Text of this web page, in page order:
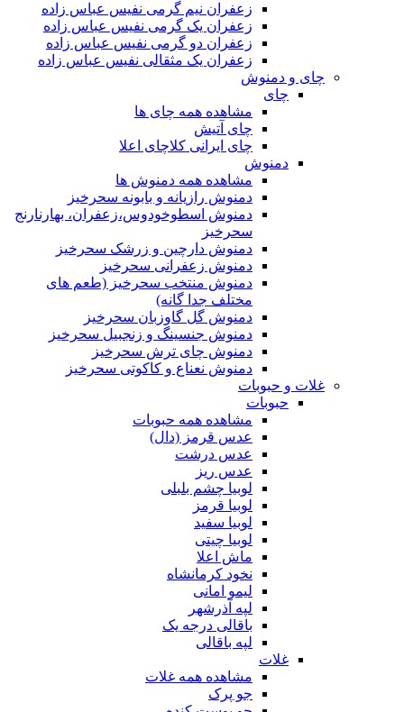
زعفران نیم گرمی نفیس عباس زاده
زعفران یک گرمی نفیس عباس زاده
زعفران دو گرمی نفیس عباس زاده
زعفران یک مثقالی نفیس عباس زاده
چای و دمنوش
چای
مشاهده همه چای ها
چای آتیش
چای ایرانی کلاچای اعلا
دمنوش
مشاهده همه دمنوش ها
دمنوش رازیانه و بابونه سحرخیز
دمنوش اسطوخودوس،زعفران، بهارنارنج
سحرخیز
دمنوش دارچین و زرشک سحرخیز
دمنوش زعفرانی سحرخیز
دمنوش منتخب سحرخیز (طعم های
مختلف جدا گانه)
دمنوش گل گاوزبان سحرخیز
دمنوش جنسینگ و زنجبیل سحرخیز
دمنوش چای ترش سحرخیز
دمنوش نعناع و کاکوتی سحرخیز
غلات و حبوبات
حبوبات
مشاهده همه حبوبات
عدس قرمز (دال)
عدس درشت
عدس ریز
لوبیا چشم بلبلی
لوبیا قرمز
لوبیا سفید
لوبیا چیتی
ماش اعلا
نخود کرمانشاه
لیمو امانی
لپه آذرشهر
باقالی درجه یک
لپه باقالی
غلات
مشاهده همه غلات
جو پرک